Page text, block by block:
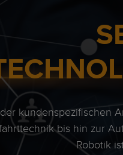
kundenspezifischen
bis hin zur
Robotik